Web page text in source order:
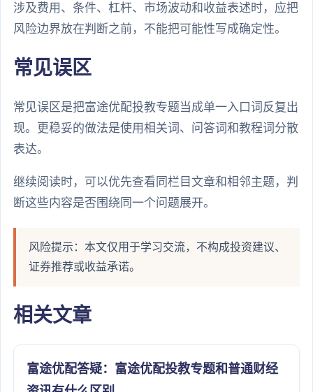
涉及费用、条件、杠杆、市场波动和收益表述时，应把
风险边界放在判断之前，不能把可能性写成确定性。
常见误区
常见误区是把富途优配投教专题当成单一入口词反复出
现。更稳妥的做法是使用相关词、问答词和教程词分散
表达。
继续阅读时，可以优先查看同栏目文章和相邻主题，判
断这些内容是否围绕同一个问题展开。
风险提示：本文仅用于学习交流，不构成投资建议、
证券推荐或收益承诺。
相关文章
富途优配答疑：富途优配投教专题和普通财经